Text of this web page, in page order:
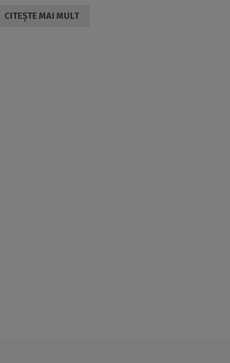
CITEȘTE MAI MULT